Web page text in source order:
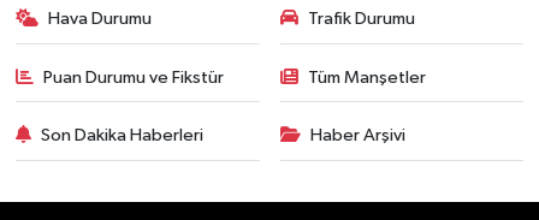
Hava Durumu Trafik Durumu
Puan Durumu ve Fikstür Tüm Manşetler
Son Dakika Haberleri Haber Arşivi